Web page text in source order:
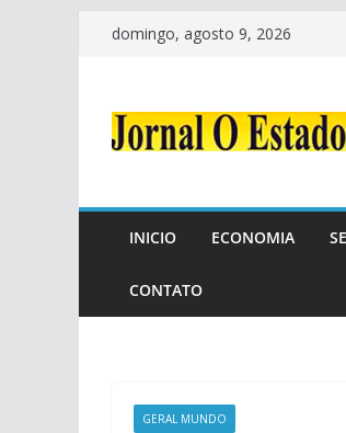
Pular
conteúdo
domingo, agosto 9, 2026
INICIO ECONOMIA
CONTATO
GERAL MUNDO